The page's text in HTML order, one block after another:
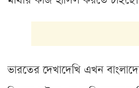
ভারতের দেখাদেখি এখন